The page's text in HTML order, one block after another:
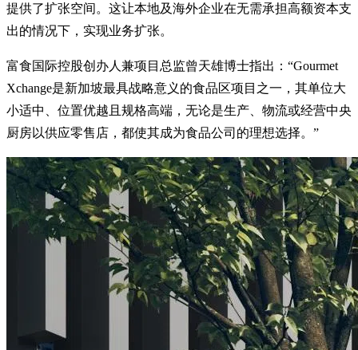
提供了扩张空间。这让本地及海外企业在无需承担高额资本支
出的情况下，实现业务扩张。
富食国际控股创办人兼项目总监曾天雄博士指出：“Gourmet
Xchange是新加坡最具战略意义的食品区项目之一，其单位大
小适中、位置优越且规格高端，无论是生产、物流或经营中央
厨房以供应零售店，都使其成为食品公司的理想选择。”